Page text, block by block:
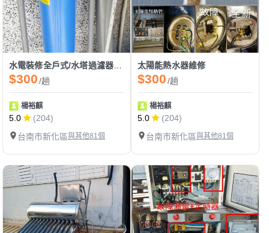
水電裝修全戶式/水塔過濾器/淨水器
$300/趟
楊裕麒
5.0
(204)
台南市新化區與其他81個
太陽能熱水器維修
$300/趟
楊裕麒
5.0
(204)
台南市新化區與其他81個